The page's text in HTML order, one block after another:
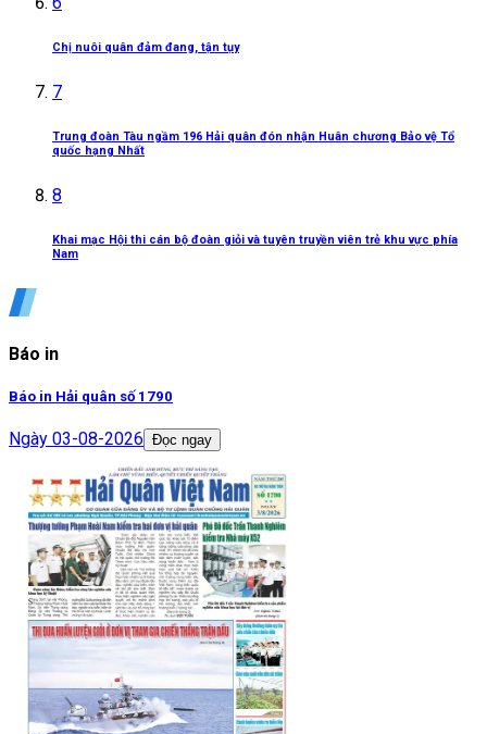
Chị nuôi quân đảm đang, tận tụy
7
Trung đoàn Tàu ngầm 196 Hải quân đón nhận Huân chương Bảo vệ Tổ
quốc hạng Nhất
8
Khai mạc Hội thi cán bộ đoàn giỏi và tuyên truyền viên trẻ khu vực phía
Nam
Báo in
Báo in Hải quân số 1790
Ngày 03-08-2026 Đọc ngay